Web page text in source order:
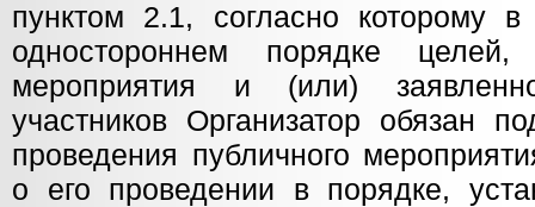
пунктом 2.1, согласно которому
одностороннем порядке
мероприятия и (или)
участников Организатор обязан
проведения публичного
о его проведении в порядке,